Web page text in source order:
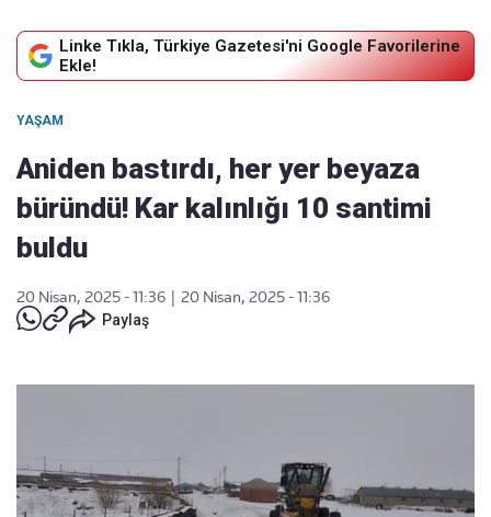
Linke Tıkla, Türkiye Gazetesi'ni Google Favorilerine
Ekle!
YAŞAM
Aniden bastırdı, her yer beyaza
büründü! Kar kalınlığı 10 santimi
buldu
20 Nisan, 2025 - 11:36
20 Nisan, 2025 - 11:36
Paylaş